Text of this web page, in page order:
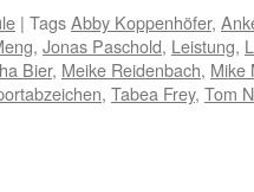
| TagsAbby Koppenhöfer,
, Jonas Paschold, Leistung,
Bier, Meike Reidenbach, Mike
, Tabea Frey, Tom